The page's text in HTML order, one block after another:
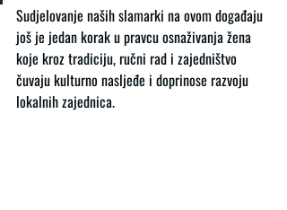
Sudjelovanje naših slamarki na ovom događaju
još je jedan korak u pravcu osnaživanja žena
koje kroz tradiciju, ručni rad i zajedništvo
čuvaju kulturno nasljeđe i doprinose razvoju
lokalnih zajednica.